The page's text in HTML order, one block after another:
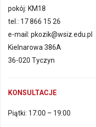
pokój: KM18
tel.: 17 866 15 26
e-mail: pkozik@wsiz.edu.pl
Kielnarowa 386A
36-020 Tyczyn
KONSULTACJE
Piątki: 17:00 – 19:00